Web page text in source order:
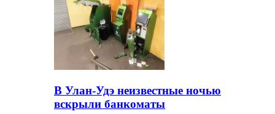
В Улан-Удэ неизвестные ночью
вскрыли банкоматы